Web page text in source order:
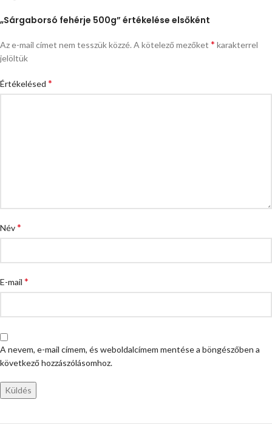
„Sárgaborsó fehérje 500g” értékelése elsőként
Az e-mail címet nem tesszük közzé.A kötelező mezőket * karakterrel
jelöltük
Értékelésed *
Név*
E-mail *
A nevem, e-mail címem, és weboldalcímem mentése a böngészőben a
következő hozzászólásomhoz.